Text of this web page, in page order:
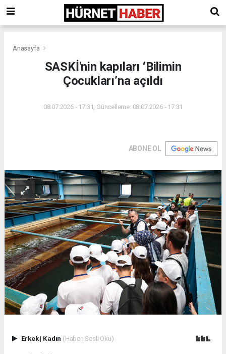
Anasayfa
SASKİ'nin kapıları ‘Bilimin
Çocukları’na açıldı
08.07.2026 - 17:31, Güncelleme: 08.07.2026 - 17:31
ABONE OL
Erkek| Kadın (Haberi Sesli Oku)